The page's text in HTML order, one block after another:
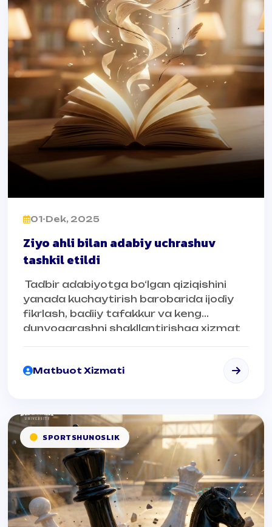
01-Dek, 2025
Ziyo ahli bilan adabiy uchrashuv
tashkil etildi
Tadbir adabiyotga bo‘lgan qiziqishini
yanada kuchaytirish barobarida ijodiy
fikrlash, badiiy tafakkur va keng
dunyoqarashni shakllantirishga xizmat
Matbuot Xizmati
SPORTSHUNOSLIK